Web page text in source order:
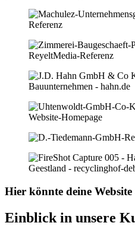
Hier könnte deine Website
Einblick in unsere